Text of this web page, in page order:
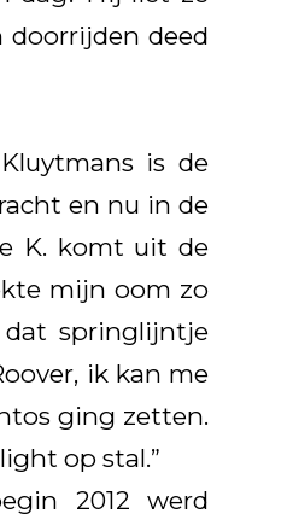
doorrijden deed
is de
en nu in de
K. komt uit de
mijn oom zo
springlijntje
ik kan me
ging zetten.
op stal.”
2012 werd